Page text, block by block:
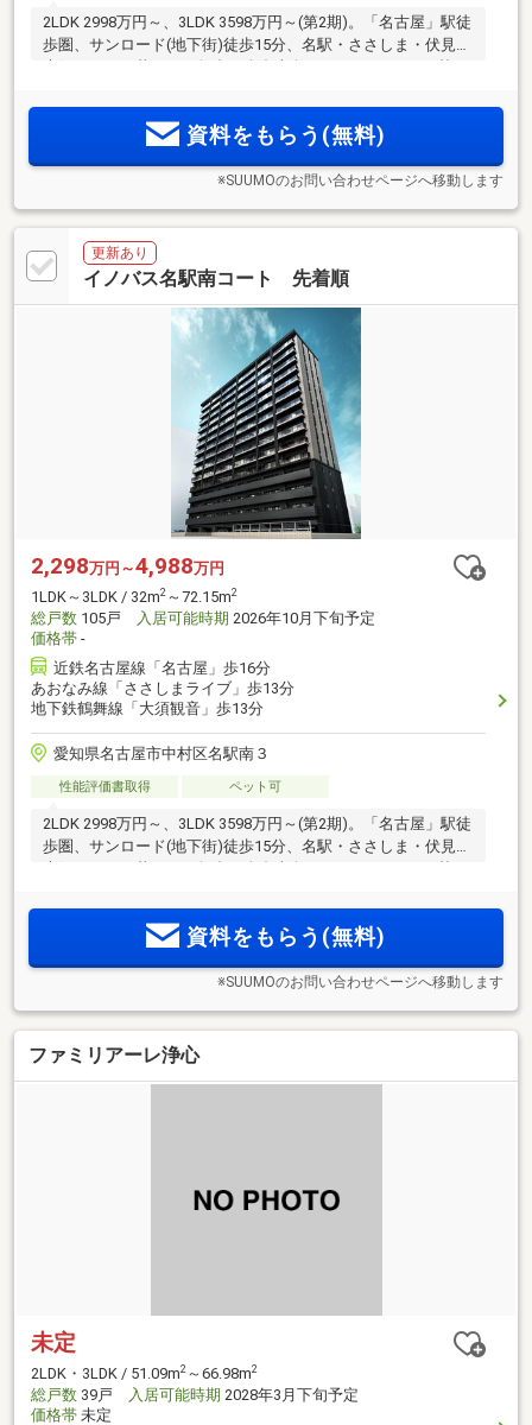
2LDK 2998万円～、3LDK 3598万円～(第2期)。「名古屋」駅徒
歩圏、サンロード(地下街)徒歩15分、名駅・ささしま・伏見・
大須エリアが暮らしの舞台。全邸南向き、エレベーター2基、
心のセキュリティ。事前案内会開催中！来場予約受付中！
資料をもらう(無料)
※SUUMOのお問い合わせページへ移動します
更新あり
イノバス名駅南コート 先着順
2,298万円～4,988万円
1LDK～3LDK / 32m2 ～72.15m2
総戸数 105戸 入居可能時期 2026年10月下旬予定
価格帯 -
近鉄名古屋線「名古屋」歩16分
あおなみ線「ささしまライブ」歩13分
地下鉄鶴舞線「大須観音」歩13分
愛知県名古屋市中村区名駅南３
性能評価書取得 ペット可
2LDK 2998万円～、3LDK 3598万円～(第2期)。「名古屋」駅徒
歩圏、サンロード(地下街)徒歩15分、名駅・ささしま・伏見・
心のセキュリティ。事前案内会開催中！来場予約受付中！
資料をもらう(無料)
※SUUMOのお問い合わせページへ移動します
ファミリアーレ浄心
未定
2LDK・3LDK / 51.09m2 ～66.98m2
総戸数 39戸 入居可能時期 2028年3月下旬予定
価格帯 未定